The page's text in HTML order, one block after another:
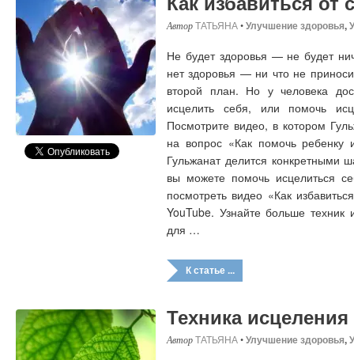
ТАТЬЯНА•Улучшение здоровья,
Не будет здоровья — не будет
нет здоровья — ни что не
второй план. Но у человека
исцелить себя, или помочь
Посмотрите видео, в котором
на вопрос «Как помочь ребенку
Гульжанат делится конкретными
вы можете помочь исцелиться
посмотреть видео «Как
YouTube. Узнайте больше техник
для …
К статье ...
Техника
ТАТЬЯНА•Улучшение здоровья,